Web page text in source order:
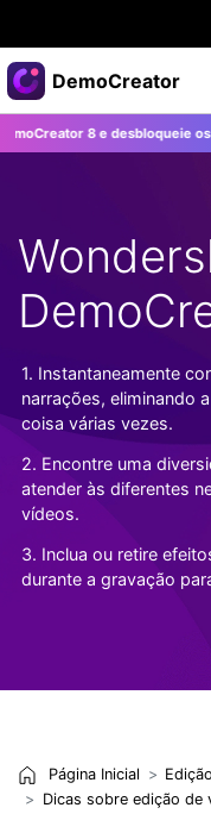
Produtos em destaque
Criatividade digital com IA
Utilitários
Negócios
Sala de imprensa
Loja
Suporte
DemoCreator
Produtos
Recursos
Todos os recursos
Recursos de IA
Dicas de IA
Todos os recursos de
Soluções
DemoCreator para
Blog
Mais Soluções >
Central de Ajuda
Começe a Usar
Suporte
TESTE GRÁTIS
desbloqueie os novos
1. Instantaneamente
narrações, eliminando
coisa várias vezes.
2. Encontre uma
atender às diferentes
vídeos.
3. Inclua ou retire
durante a gravação
Página Inicial
Dicas sobre edição de